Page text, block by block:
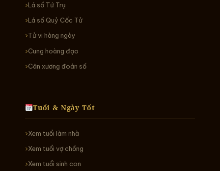
Lá số Tứ Trụ
Lá số Quỷ Cốc Tử
Tử vi hàng ngày
Cung hoàng đạo
Cân xương đoán số
Tuổi & Ngày Tốt
Xem tuổi làm nhà
Xem tuổi vợ chồng
Xem tuổi sinh con